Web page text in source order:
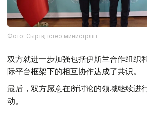
Фото: Сыртқы істер министрлігі
双方就进一步加强包括伊斯兰合作组织
际平台框架下的相互协作达成了共识。
最后，双方愿意在所讨论的领域继续进
动。